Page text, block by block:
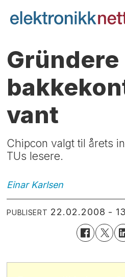
Gründere
vant
Chipcon valgt til årets
TUs lesere.
Einar Karlsen
PUBLISERT 22.02.2008 -